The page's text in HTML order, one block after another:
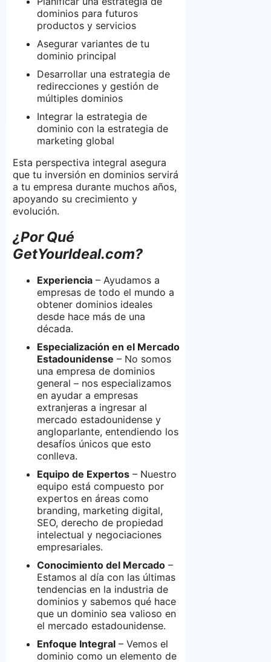
dominios para futuros
productos y servicios
Asegurar variantes de tu
dominio principal
Desarrollar una estrategia de
redirecciones y gestión de
múltiples dominios
Integrar la estrategia de
dominio con la estrategia de
marketing global
Esta perspectiva integral asegura
que tu inversión en dominios servirá
a tu empresa durante muchos años,
apoyando su crecimiento y
evolución.
¿Por Qué
GetYourIdeal.com?
Experiencia – Ayudamos a
empresas de todo el mundo a
obtener dominios ideales
desde hace más de una
década.
Especialización en el Mercado
Estadounidense – No somos
una empresa de dominios
general – nos especializamos
en ayudar a empresas
extranjeras a ingresar al
mercado estadounidense y
angloparlante, entendiendo los
desafíos únicos que esto
conlleva.
Equipo de Expertos – Nuestro
equipo está compuesto por
expertos en áreas como
branding, marketing digital,
SEO, derecho de propiedad
intelectual y negociaciones
empresariales.
Conocimiento del Mercado –
Estamos al día con las últimas
tendencias en la industria de
dominios y sabemos qué hace
que un dominio sea valioso en
el mercado estadounidense.
Enfoque Integral – Vemos el
dominio como un elemento de